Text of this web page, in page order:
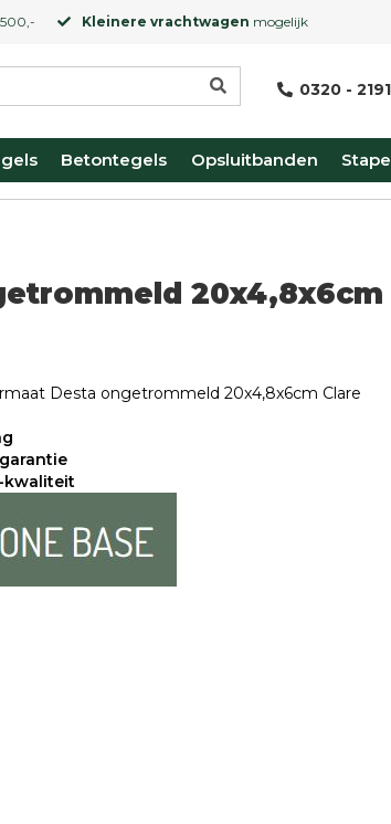
Kleinere vrachtwagen mogelijk
0320 -
Betontegels Opsluitbanden
20x4,8x6cm
Desta ongetrommeld 20x4,8x6cm Clare
kwaliteit